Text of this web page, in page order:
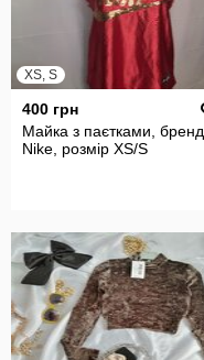
XS, S
400 грн
Майка з паєтками, бренд
Nike, розмір XS/S